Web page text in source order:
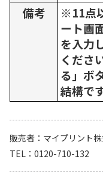
備考
※11点
ート画
を入力
くださ
る」ボ
結構です
販売者
マイプリント
TEL
0120-710-132